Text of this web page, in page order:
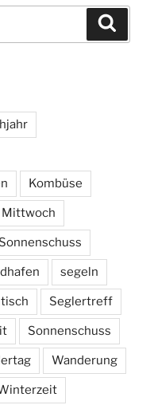
Kombüse
Mittwoch
segeln
Seglertreff
Sonnenschuss
Wanderung